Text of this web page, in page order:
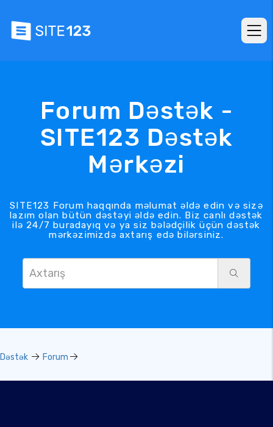
Forum Dəstək -
SITE123 Dəstək
Mərkəzi
SITE123 Forum haqqında məlumat əldə edin və sizə
lazım olan bütün dəstəyi əldə edin. Biz canlı dəstək
ilə 24/7 buradayıq və ya siz bələdçilik üçün dəstək
mərkəzimizdə axtarış edə bilərsiniz.
Dəstək Forum